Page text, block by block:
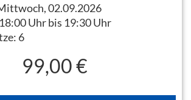
02.09.2026
18:00 Uhr bis 19:30 Uhr
6
99,00 €